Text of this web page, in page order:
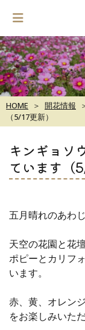
content
HOME 開花情報
（5/17更新）
キンギョソ
ています（
五月晴れのあわ
天空の花園と花
ポピーとカリフ
います。
赤、黄、オレン
をお楽しみいた